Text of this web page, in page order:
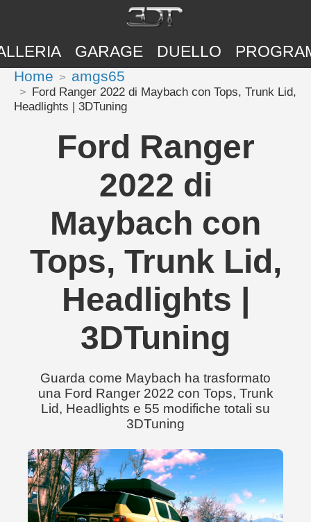
GARAGE DUELLO
Home amgs65
Ford Ranger 2022 di Maybach con Tops, Trunk Lid,
Headlights | 3DTuning
Ford Ranger
2022 di
Maybach con
Tops, Trunk Lid,
Headlights |
3DTuning
Guarda come Maybach ha trasformato
una Ford Ranger 2022 con Tops, Trunk
Lid, Headlights e 55 modifiche totali su
3DTuning